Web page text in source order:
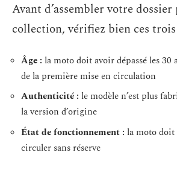
Avant d’assembler votre
collection, vérifiez bien ces
Âge : la moto doit avoir dépassé les 30
de la première mise en circulation
Authenticité : le modèle n’est plus
la version d’origine
État de fonctionnement : la moto doit
circuler sans réserve